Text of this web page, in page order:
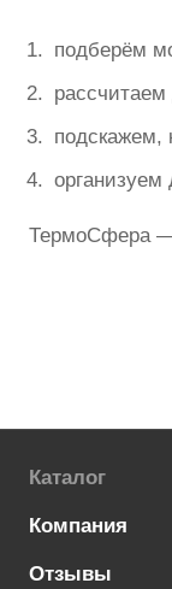
подберём
подскажем,
организуем
ТермоСфера —
Каталог
Компания
Отзывы